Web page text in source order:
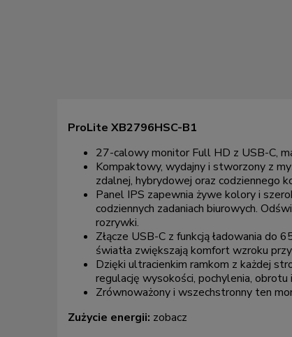
ProLite XB2796HSC-B1
27-calowy monitor Full HD z USB-C,
Kompaktowy, wydajny i stworzony z
zdalnej, hybrydowej oraz codziennego
Panel IPS zapewnia żywe kolory i
codziennych zadaniach biurowych.
rozrywki.
Złącze USB-C z funkcją ładowania do
światła zwiększają komfort wzroku
Dzięki ultracienkim ramkom z każdej
regulację wysokości, pochylenia,
Zrównoważony i wszechstronny ten
Zużycie energii: zobacz